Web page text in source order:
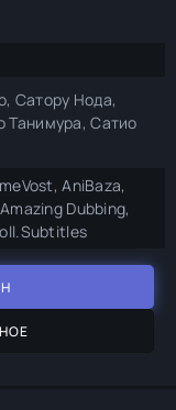
Сатору Нода,
Танимура, Сатио
AniBaza,
Dubbing,